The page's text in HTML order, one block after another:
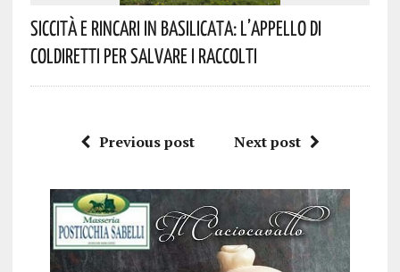
Siccità E Rincari In Basilicata: L’appello Di
Coldiretti Per Salvare I Raccolti
Previous post Next post